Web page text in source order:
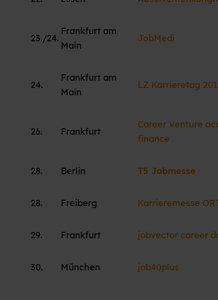
23./24.
Frankfurt am
Main
JobMedi
24.
Frankfurt am
Main
LZ Karrieretag
26. Frankfurt
Career Venture
finance
28. Berlin T5 Jobmesse
28. Freiberg Karrieremesse
29. Frankfurt jobvector career
30. München job40plus